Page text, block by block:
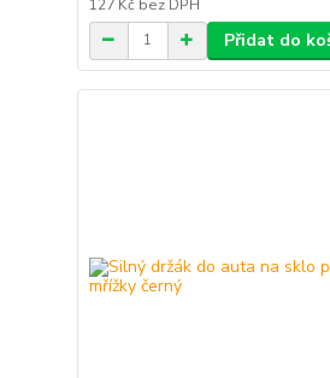
127 Kč bez DPH
Přidat do